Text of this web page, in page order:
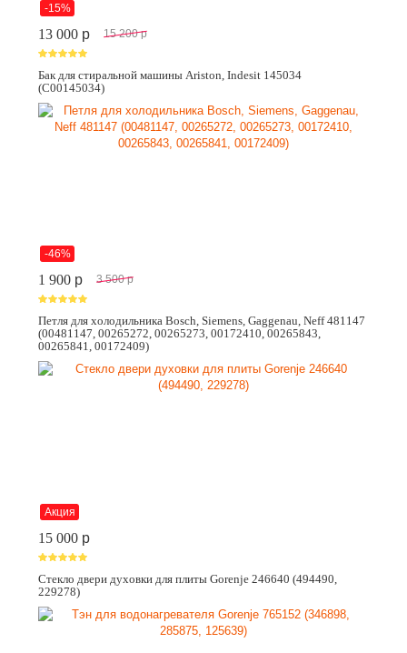
-15%
13 000 p 15 200 p
Бак для стиральной машины Ariston, Indesit 145034
(C00145034)
-46%
1 900 p 3 500 p
Петля для холодильника Bosch, Siemens, Gaggenau, Neff 481147
(00481147, 00265272, 00265273, 00172410, 00265843,
00265841, 00172409)
Акция
15 000 p
Стекло двери духовки для плиты Gorenje 246640 (494490,
229278)